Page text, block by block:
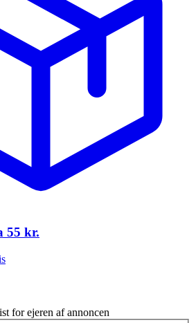
55 kr.
for ejeren af annoncen